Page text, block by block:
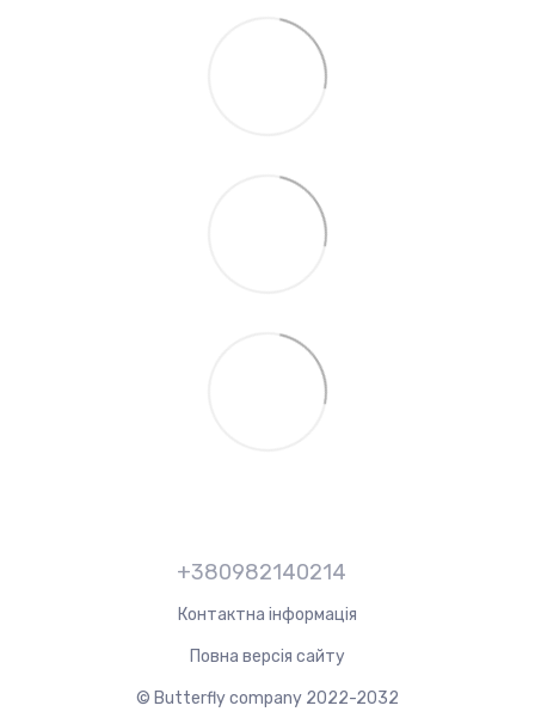
+380982140214
Контактна інформація
Повна версія сайту
© Butterfly company 2022-2032